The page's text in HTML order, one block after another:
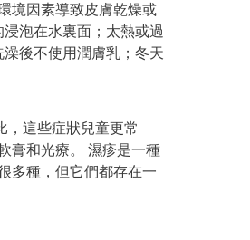
境因素導致皮膚乾燥或
泡在水裏面；太熱或過
後不使用潤膚乳；冬天
，這些症狀兒童更常
膏和光療。 濕疹是一種
多種，但它們都存在一